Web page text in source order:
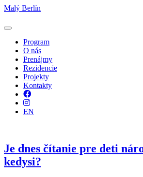
Malý Berlín
Program
O nás
Prenájmy
Rezidencie
Projekty
Kontakty
Facebook
Instagram
EN
Je dnes čítanie pre deti
kedysi?